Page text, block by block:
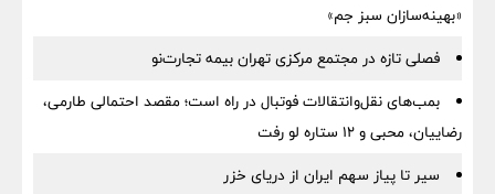
«بهینه‌سازان سبز جم»
فصلی تازه در مجتمع مرکزی تهران بیمه تجارت‌نو
بمب‌های نقل‌وانتقالات فوتبال در راه است؛ مقصد احتمالی طارمی،
رضاییان، محبی و ۱۲ ستاره لو رفت
سیر تا پیاز سهم ایران از دریای خزر